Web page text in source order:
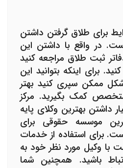
برای طلاق گرفتن داشتن
در واقع با داشتن این
ثبت طلاق مراجعه کنید
برای اینکه بتوانید این
ممکن سپری کنید بهتر
کمک بگیرید. مرکز
داشتن بهترین وکلای پایه
موسسه حقوقی برای
برای استفاده از خدمات
با وکیل مورد نظر خود به
باشید. همچنین شما